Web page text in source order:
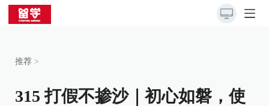
推荐 >
315 打假不掺沙｜初心如磐，使